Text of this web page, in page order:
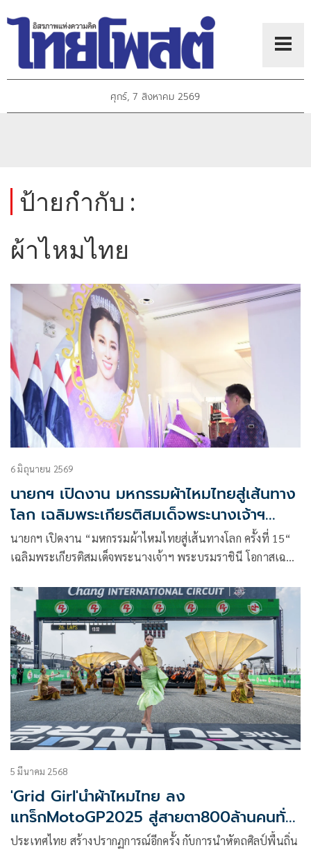
ศุกร์, 7 สิงหาคม 2569
ป้ายกำกับ :
ผ้าไหมไทย
6 มิถุนายน 2569
นายกฯ เปิดงาน มหกรรมผ้าไหมไทยสู่เส้นทาง
โลก เฉลิมพระเกียรติสมเด็จพระนางเจ้าฯ
พระบรมราชินี
นายกฯ เปิดงาน “มหกรรมผ้าไหมไทยสู่เส้นทางโลก ครั้งที่ 15“
เฉลิมพระเกียรติสมเด็จพระนางเจ้าฯ พระบรมราชินี โอกาสเฉลิม
ภูมิปัญญาสู่สายตาชาวโลก สร้างมูลค่าทางเศรษฐกิจ
5 มีนาคม 2568
'Grid Girl'นำผ้าไหมไทย ลง
แทร็กMotoGP2025 สู่สายตา800ล้านคนทั่ว
โลก
ประเทศไทย สร้างปรากฏการณ์อีกครั้ง กับการนำหัตถศิลป์พื้นถิ่น